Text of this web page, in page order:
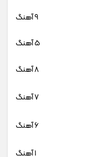
9 آهنگ
5 آهنگ
8 آهنگ
7 آهنگ
6 آهنگ
1 آهنگ